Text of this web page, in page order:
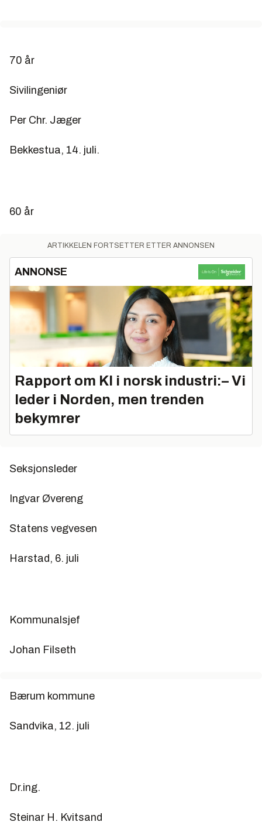
70 år
Sivilingeniør
Per Chr. Jæger
Bekkestua, 14. juli.
60 år
ARTIKKELEN FORTSETTER ETTER ANNONSEN
ANNONSE
Rapport om KI i norsk industri:– Vi
leder i Norden, men trenden
bekymrer
Seksjonsleder
Ingvar Øvereng
Statens vegvesen
Harstad, 6. juli
Kommunalsjef
Johan Filseth
Bærum kommune
Sandvika, 12. juli
Dr.ing.
Steinar H. Kvitsand